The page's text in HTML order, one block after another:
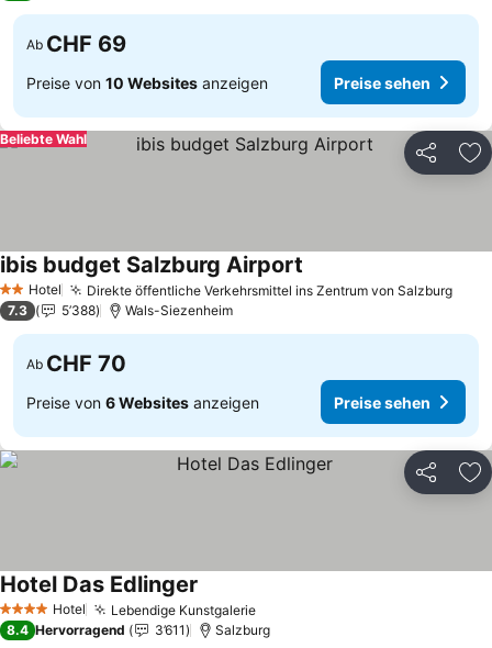
Ab CHF 69
Preise von 10 Websites anzeigen Preise sehen
Teilen
Beliebte Wahl
2 Sterne
Hotel Direkte öffentliche Verkehrsmittel ins Zentrum von Salzburg
ibis budget Salzburg Airport
7.3 5’388 Wals-Siezenheim
Ab CHF 70
Preise von 6 Websites anzeigen Preise sehen
Teilen
4 Sterne Hotel Lebendige KunstgaleriePreise sehen
Hotel Das Edlinger
8.4 Hervorragend 3’611 Salzburg